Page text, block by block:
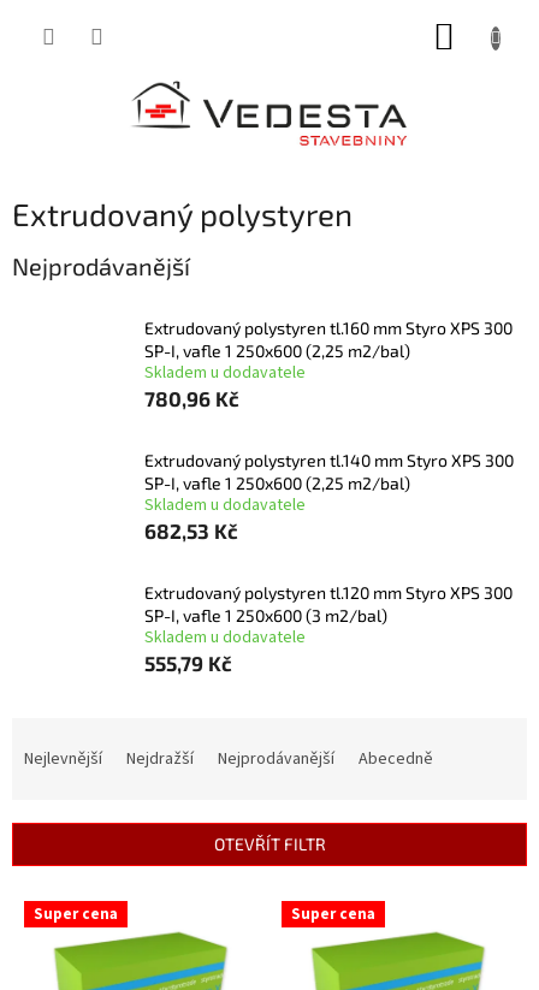
Extrudovaný polystyren
Nejprodávanější
Extrudovaný polystyren tl.160 mm Styro XPS 300
SP-I, vafle 1 250x600 (2,25 m2/bal)
Skladem u dodavatele
780,96 Kč
Extrudovaný polystyren tl.140 mm Styro XPS 300
SP-I, vafle 1 250x600 (2,25 m2/bal)
Skladem u dodavatele
682,53 Kč
Extrudovaný polystyren tl.120 mm Styro XPS 300
SP-I, vafle 1 250x600 (3 m2/bal)
Skladem u dodavatele
555,79 Kč
í
Nejlevnější Nejdražší Nejprodávanější Abecedně
OTEVŘÍT FILTR
V Super cena Super cena